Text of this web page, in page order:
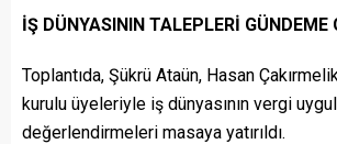
İŞ DÜNYASININ TALEPLERİ GÜNDEME
Toplantıda, Şükrü Ataün, Hasan
kurulu üyeleriyle iş dünyasının vergi
değerlendirmeleri masaya yatırıldı.